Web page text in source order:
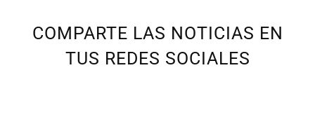
COMPARTE LAS NOTICIAS EN
TUS REDES SOCIALES